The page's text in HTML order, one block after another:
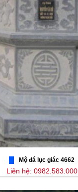
Mộ đá lục giác 4662
Liên hệ: 0982.583.000